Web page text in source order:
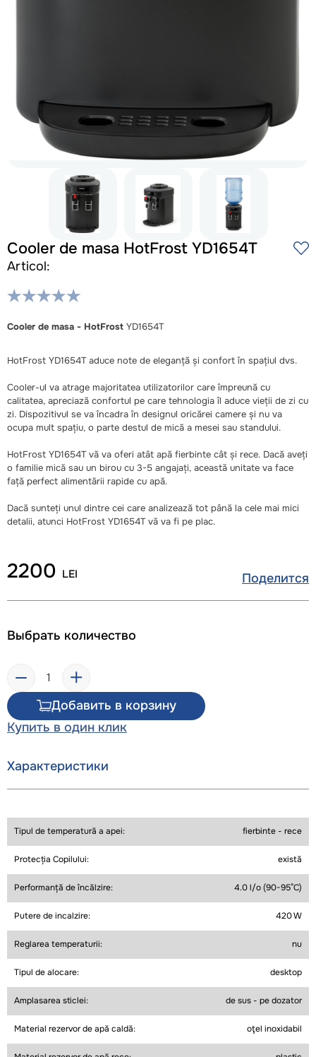
Cooler de masa HotFrost YD1654T
Articol:
Cooler de masa - HotFrost YD1654T
HotFrost YD1654T aduce note de eleganță și confort în spațiul dvs.
Cooler-ul va atrage majoritatea utilizatorilor care împreună cu
calitatea, apreciază confortul pe care tehnologia îl aduce vieții de zi cu
zi. Dispozitivul se va încadra în designul oricărei camere și nu va
ocupa mult spațiu, o parte destul de mică a mesei sau standului.
HotFrost YD1654T vă va oferi atât apă fierbinte cât și rece. Dacă aveți
o familie mică sau un birou cu 3-5 angajați, această unitate va face
față perfect alimentării rapide cu apă.
Dacă sunteți unul dintre cei care analizează tot până la cele mai mici
detalii, atunci HotFrost YD1654T vă va fi pe plac.
2200 LEI Поделится
Выбрать количество
Добавить в корзину
Купить в один клик
Характеристики
Tipul de temperatură a apei: fierbinte - rece
Protecția Copilului: există
Performanță de încălzire: 4.0 l/o (90-95°C)
Putere de incalzire: 420 W
Reglarea temperaturii: nu
Tipul de alocare: desktop
Amplasarea sticlei: de sus - pe dozator
Material rezervor de apă caldă: oţel inoxidabil